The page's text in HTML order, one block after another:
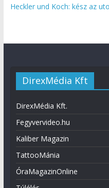
Heckler und Koch: kész az
DirexMédia Kft
DirexMédia Kft.
Fegyvervideo.hu
Kaliber Magazin
TattooMánia
ÓraMagazinOnline